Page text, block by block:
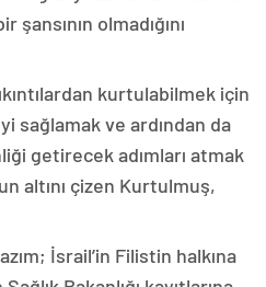
olmadığını
kurtulabilmek için
sağlamak ve ardından da
getirecek adımları atmak
altını çizen Kurtulmuş,
İsrail’in Filistin halkına